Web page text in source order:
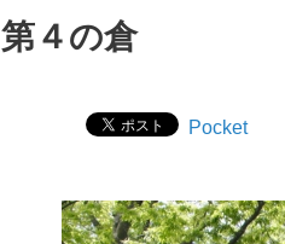
第４の倉
Pocket